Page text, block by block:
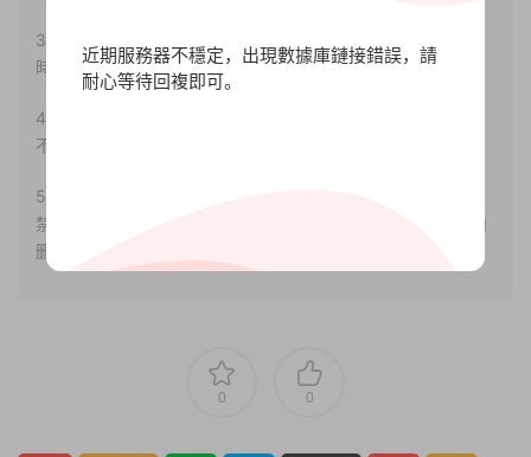
3.如果本站有侵犯、不妥之處的資源，請聯系我們。将會第一
時間解決！
4.本站部分内容均由互聯網收集整理，僅供大家參考、學習，
不存在任何商業目的與商業用途。
5.本站提供的所有資源僅供參考學習使用，版權歸原著所有，
禁止下載本站資源參與任何商業和非法行爲，請于24小時之内
删除!
0 0
近期服務器不穩定，出現數據庫鏈接錯誤，請
耐心等待回複即可。